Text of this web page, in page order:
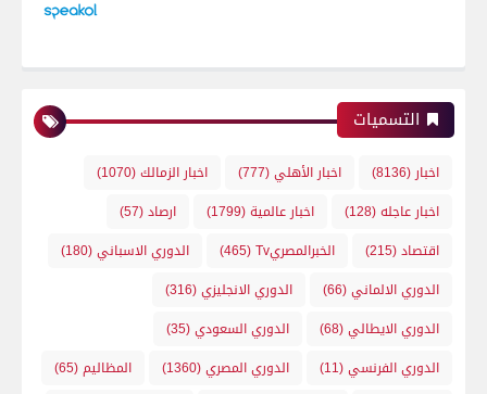
التسميات
اخبار(8136) اخبار الأهلي(777) اخبار الزمالك(1070)
اخبار عاجله(128) اخبار عالمية(1799) ارصاد(57)
اقتصاد(215) الخبرالمصريTv (465) الدوري الاسباني(180)
الدوري الالماني(66) الدوري الانجليزي(316)
الدوري الايطالي(68) الدوري السعودي(35)
الدوري الفرنسي(11) الدوري المصري(1360) المظاليم(65)